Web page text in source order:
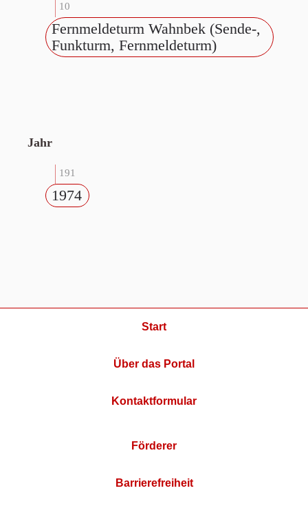
10
Fernmeldeturm Wahnbek (Sende-,
Funkturm, Fernmeldeturm)
Jahr
191
1974
Start
Über das Portal
Kontaktformular
Förderer
Barrierefreiheit